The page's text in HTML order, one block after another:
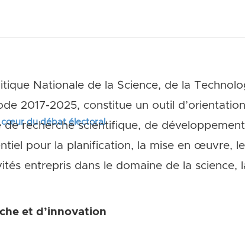
cœur du débat électoral
Nationale de la Science, de la
2017-2025, constitue un outil
recherche scientifique, de
pour la planification, la mise en œuvre,
entrepris dans le domaine de la science,
et d’innovation